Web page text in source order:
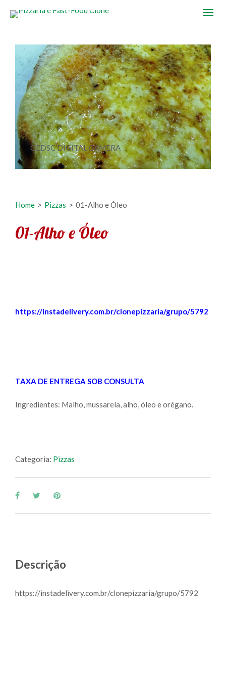
GEDSC DIGITAL CAMERA
Home > Pizzas > 01-Alho e Óleo
01-Alho e Óleo
https://instadelivery.com.br/clonepizzaria/grupo/5792
TAXA DE ENTREGA SOB CONSULTA
Ingredientes: Malho, mussarela, alho, óleo e orégano.
Categoria: Pizzas
Descrição
https://instadelivery.com.br/clonepizzaria/grupo/5792